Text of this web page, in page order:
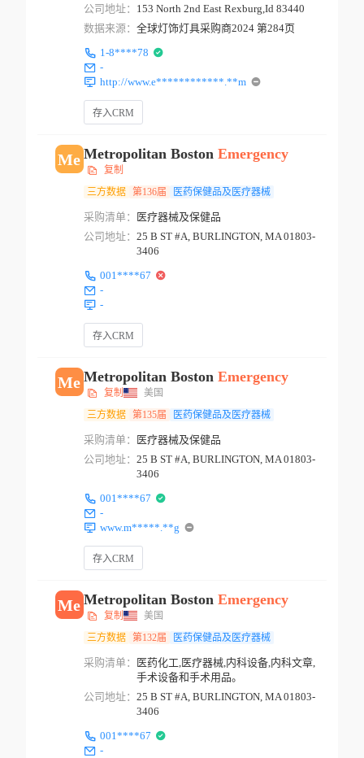
公司地址： 153 North 2nd East Rexburg,Id 83440
数据来源： 全球灯饰灯具采购商2024 第284页
1-8****78
-
http://www.e************.**m
存入CRM
MeMetropolitan Boston Emergency
复制
三方数据 第136届 医药保健品及医疗器械
采购清单：
医疗器械及保健品
公司地址： 25 B ST #A, BURLINGTON, MA 01803-
3406
001****67
-
-
存入CRM
MeMetropolitan Boston Emergency
复制
美国
三方数据 第135届 医药保健品及医疗器械
采购清单：
医疗器械及保健品
公司地址： 25 B ST #A, BURLINGTON, MA 01803-
3406
001****67
-
www.m*****.**g
存入CRM
MeMetropolitan Boston Emergency
复制
美国
三方数据 第132届 医药保健品及医疗器械
采购清单：
医药化工,医疗器械,内科设备,内科文章,
手术设备和手术用品。
公司地址： 25 B ST #A, BURLINGTON, MA 01803-
3406
001****67
-